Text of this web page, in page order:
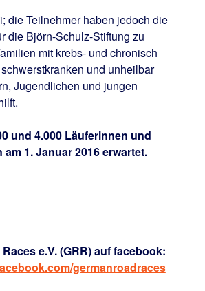
die Teilnehmer haben jedoch die
die Björn-Schulz-Stiftung zu
mit krebs- und chronisch
und unheilbar
Jugendlichen und jungen
und 4.000 Läuferinnen und
am 1. Januar 2016 erwartet.
e.V. (GRR) auf facebook:
germanroadraces